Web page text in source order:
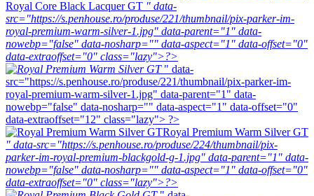
Royal Core Black Lacquer GT " data-
src="https://s.penhouse.ro/produse/221/thumbnail/pix-parker-im-
royal-premium-warm-silver-1.jpg" data-parent="1" data-
nowebp="false" data-nosharp="" data-aspect="1" data-offset="0"
data-extraoffset="0" class="lazy">?>
" data-
src="https://s.penhouse.ro/produse/221/thumbnail/pix-parker-im-
royal-premium-warm-silver-1.jpg" data-parent="1" data-
nowebp="false" data-nosharp="" data-aspect="1" data-offset="0"
data-extraoffset="12" class="lazy"> ?>
Royal Premium Warm Silver GT
" data-src="https://s.penhouse.ro/produse/224/thumbnail/pix-
parker-im-royal-premium-blackgold-g-1.jpg" data-parent="1" data-
nowebp="false" data-nosharp="" data-aspect="1" data-offset="0"
data-extraoffset="0" class="lazy">?>